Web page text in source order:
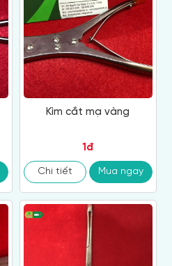
Kìm cắt mạ vàng
1đ
Chi tiết Mua ngay